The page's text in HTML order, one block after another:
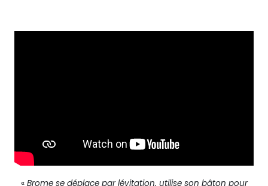
« Brome se déplace par lévitation, utilise son bâton pour